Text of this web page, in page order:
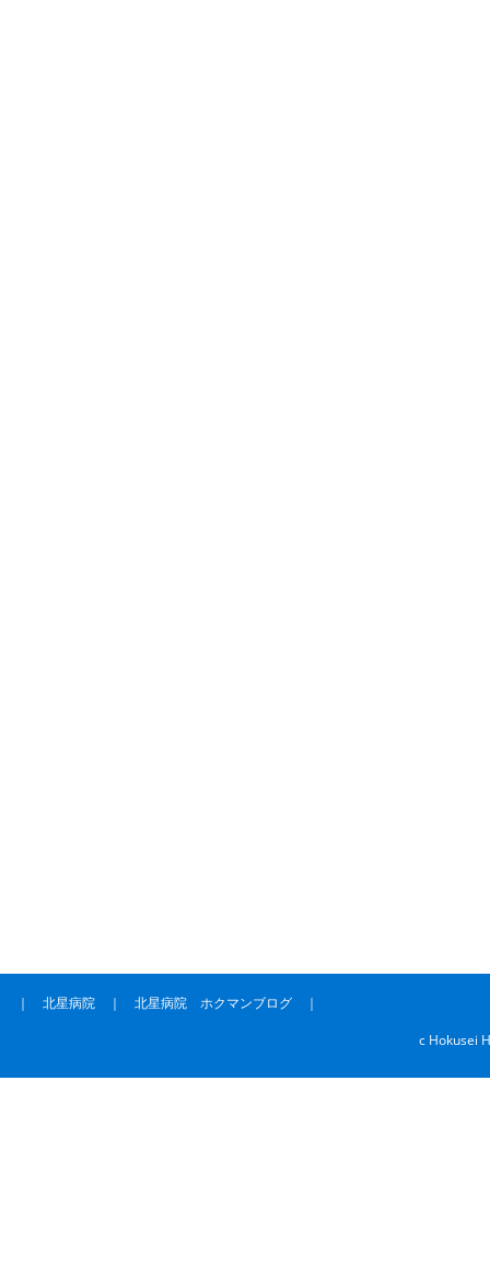
｜ 北星病院 ｜ 北星病院 ホクマンブログ ｜
c Hokusei